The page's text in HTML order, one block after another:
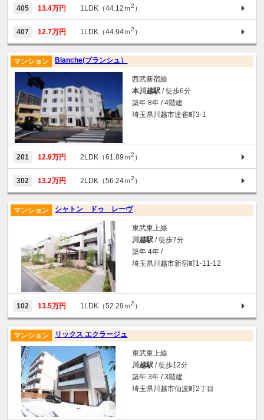
405 13.4万円 1LDK（44.12ｍ2 ）
407 12.7万円 1LDK（44.94ｍ2 ）
Blanche(ブランシュ）
マンション
西武新宿線
本川越駅 / 徒歩6分
築年 8年 / 4階建
埼玉県川越市連雀町3-1
201 12.9万円 2LDK（61.89ｍ2 ）
302 13.2万円 2LDK（56.24ｍ2 ）
シャトン ドゥ レーヴ
マンション
東武東上線
川越駅 / 徒歩7分
築年 4年 /
埼玉県川越市新宿町1-11-12
102 13.5万円 1LDK（52.29ｍ2 ）
リックス エクラージュ
マンション
東武東上線
川越駅 / 徒歩12分
築年 3年 / 3階建
埼玉県川越市仙波町2丁目